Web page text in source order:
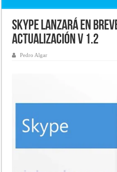
Skype lanzará en
actualización V 1.2
Pedro Algar